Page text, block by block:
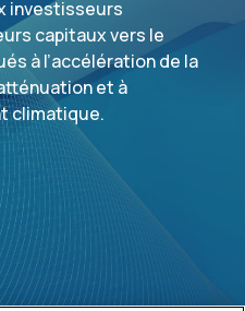
investisseurs
capitaux vers le
à l’accélération de la
et à
climatique.